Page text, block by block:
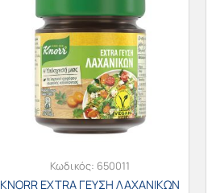
Κωδικός: 650011
KNORR EXTRA ΓΕΥΣΗ ΛΑΧΑΝΙΚΩΝ